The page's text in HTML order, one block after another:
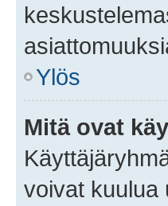
Ylös
Mitä ovat
voivat kuulua